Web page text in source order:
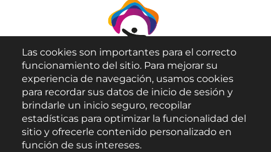
Aviso Legal
Política de Privacidad
Las cookies son importantes para el correcto
funcionamiento del sitio. Para mejorar su
experiencia de navegación, usamos cookies
para recordar sus datos de inicio de sesión y
brindarle un inicio seguro, recopilar
estadísticas para optimizar la funcionalidad del
sitio y ofrecerle contenido personalizado en
función de sus intereses.